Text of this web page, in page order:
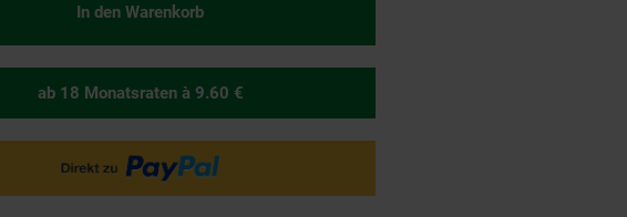
In den Warenkorb
ab 18 Monatsraten à 9.60 €